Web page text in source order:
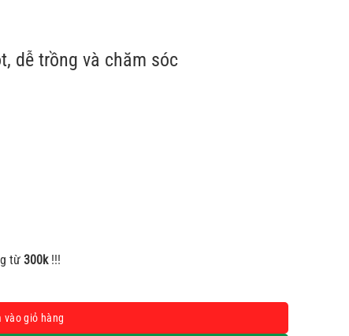
dễ trồng và chăm sóc
từ300k!!!
lượng
vào giỏ hàng